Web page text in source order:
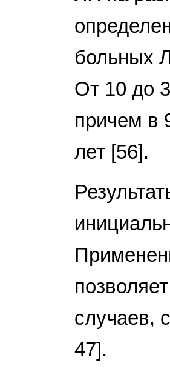
больных
От 10 до
причем в
лет [56].
случаев,
47].